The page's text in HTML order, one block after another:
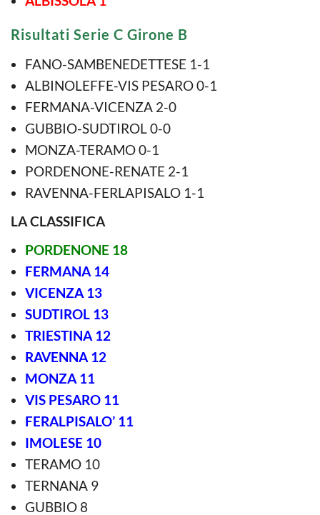
Risultati Serie C Girone B
FANO-SAMBENEDETTESE 1-1
ALBINOLEFFE-VIS PESARO 0-1
FERMANA-VICENZA 2-0
GUBBIO-SUDTIROL 0-0
MONZA-TERAMO 0-1
PORDENONE-RENATE 2-1
RAVENNA-FERLAPISALO 1-1
LA CLASSIFICA
PORDENONE 18
FERMANA 14
VICENZA 13
SUDTIROL 13
TRIESTINA 12
RAVENNA 12
MONZA 11
VIS PESARO 11
FERALPISALO’ 11
IMOLESE 10
TERAMO 10
TERNANA 9
GUBBIO 8